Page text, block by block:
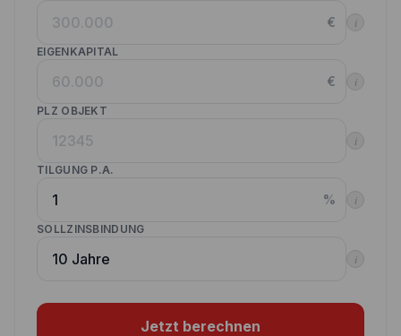
Kontakt € i
EIGENKAPITAL
€ i
PLZ OBJEKT
i
TILGUNG P.A.
% i
SOLLZINSBINDUNG
i
Jetzt berechnen